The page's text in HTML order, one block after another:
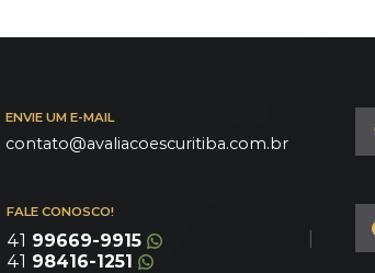
ENVIE UM E-MAIL
contato@avaliacoescuritiba.com.br
FALE CONOSCO!
41 99669-9915
41 98416-1251